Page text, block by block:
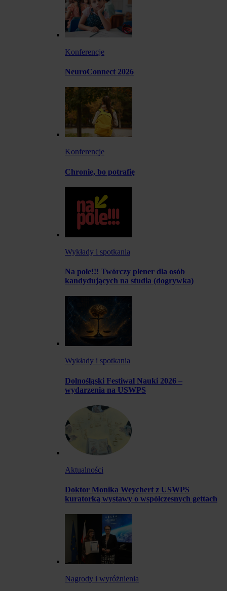
Konferencje
NeuroConnect 2026
Konferencje
Chronię, bo potrafię
Wykłady i spotkania
Na pole!!! Twórczy plener dla osób
kandydujących na studia (dogrywka)
Wykłady i spotkania
Dolnośląski Festiwal Nauki 2026 –
wydarzenia na USWPS
Aktualności
Doktor Monika Weychert z USWPS
kuratorką wystawy o współczesnych gettach
Nagrody i wyróżnienia